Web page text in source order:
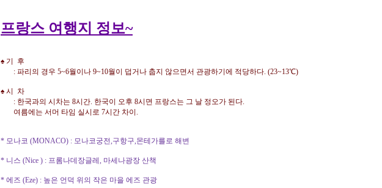
프랑스 여행지 정보~
♠ 기 후
: 파리의 경우 5~6월이나 9~10월이 덥거나 춥지 않으면서 관광하기에 적당하다. (23~13℃)
♠ 시 차
: 한국과의 시차는 8시간. 한국이 오후 8시면 프랑스는 그 날 정오가 된다.
여름에는 서머 타임 실시로 7시간 차이.
* 모나코 (MONACO) : 모나코궁전,구항구,몬테가를로 해변
* 니스 (Nice ) : 프롬나데장글레, 마세나광장 산책
* 에즈 (Eze) : 높은 언덕 위의 작은 마을 에즈 관광